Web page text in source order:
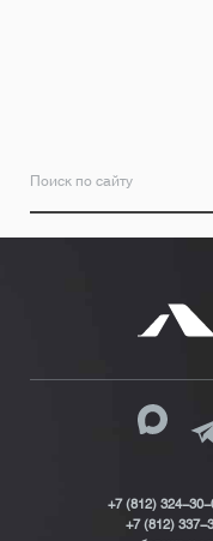
+7 (812) 324-30-
+7 (812) 337-